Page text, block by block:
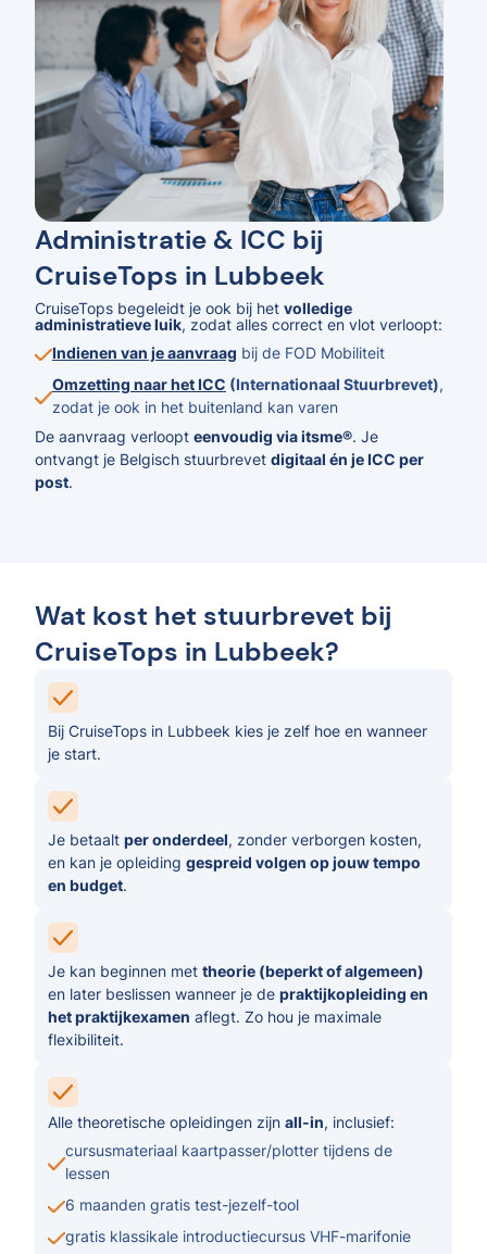
Administratie & ICC bij
CruiseTops in Lubbeek
CruiseTops begeleidt je ook bij het volledige
administratieve luik, zodat alles correct en vlot verloopt:
Indienen van je aanvraag bij de FOD Mobiliteit
Omzetting naar het ICC (Internationaal Stuurbrevet),
zodat je ook in het buitenland kan varen
De aanvraag verloopt eenvoudig via itsme®. Je
ontvangt je Belgisch stuurbrevet digitaal én je ICC per
post.
Wat kost het stuurbrevet bij
CruiseTops in Lubbeek?
Bij CruiseTops in Lubbeek kies je zelf hoe en wanneer
je start.
Je betaalt per onderdeel, zonder verborgen kosten,
en kan je opleiding gespreid volgen op jouw tempo
en budget.
Je kan beginnen met theorie (beperkt of algemeen)
en later beslissen wanneer je de praktijkopleiding en
het praktijkexamen aflegt. Zo hou je maximale
flexibiliteit.
Alle theoretische opleidingen zijn all-in, inclusief:
cursusmateriaal kaartpasser/plotter tijdens de
lessen
6 maanden gratis test-jezelf-tool
gratis klassikale introductiecursus VHF-marifonie